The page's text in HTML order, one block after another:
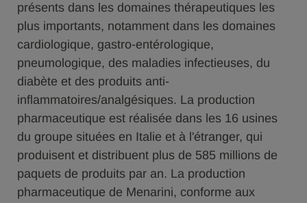
présents dans les domaines thérapeutiques les
plus importants, notamment dans les domaines
cardiologique, gastro-entérologique,
pneumologique, des maladies infectieuses, du
diabète et des produits anti-
inflammatoires/analgésiques. La production
pharmaceutique est réalisée dans les 16 usines
du groupe situées en Italie et à l'étranger, qui
produisent et distribuent plus de 585 millions de
paquets de produits par an. La production
pharmaceutique de Menarini, conforme aux